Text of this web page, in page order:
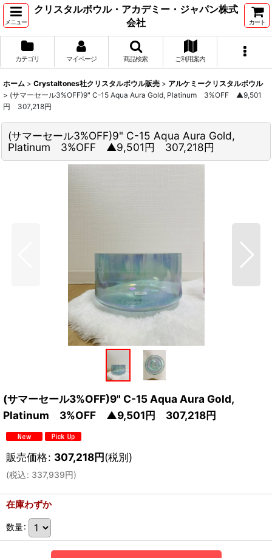
メニュー
クリスタルボウル・アカデミー・ジャパン株式
会社
カート
カテゴリ マイページ 商品検索 ご利用案内
ホーム > Crystaltones社クリスタルボウル販売 > アルケミークリスタルボウル
> (サマーセール3%OFF)9" C-15 Aqua Aura Gold, Platinum 3%OFF ▲9,501
円 307,218円
(サマーセール3%OFF)9" C-15 Aqua Aura Gold,
Platinum 3%OFF ▲9,501円 307,218円
(サマーセール3%OFF)9" C-15 Aqua Aura Gold,
Platinum 3%OFF ▲9,501円 307,218円
販売価格: 307,218円(税別)
(税込: 337,939円)
在庫わずか
数量: